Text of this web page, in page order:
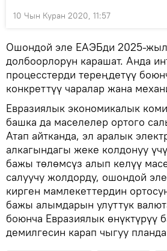
10 Чын Куран 2020, 11:57
Ошондой эле ЕАЭБди 2025-
долбоорлорун карашат. Анда
процесстерди тереңдетүү
конкреттүү чаралар жана
Евразиялык экономикалык
башка да маселелер ортого
Атап айтканда, эл аралык
алкагындагы жеке колдонуу
бажы төлөмсүз алып келүү
салуучу жолдорду, ошондой
кирген мамлекеттердин
бажы алымдарын улуттук
боюнча Евразиялык өнүктүрүү
демилгесин карап чыгуу